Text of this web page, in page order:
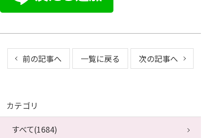
前の記事へ 一覧に戻る 次の記事へ
カテゴリ
すべて(1684)